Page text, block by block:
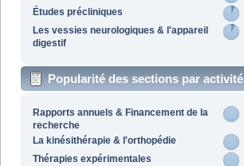
Études précliniques
Les vessies neurologiques & l'appareil
digestif
Popularité des sections par activité
Rapports annuels & Financement de la
recherche
La kinésithérapie & l'orthopédie
Thérapies expérimentales